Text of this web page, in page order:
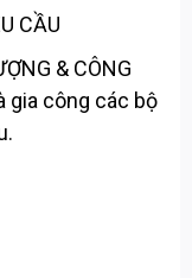
CẦU
& CÔNG
gia công các bộ